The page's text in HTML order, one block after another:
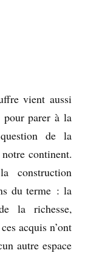
vient aussi
pour parer à la
de la
continent.
construction
du terme : la
la richesse,
acquis n’ont
autre espace